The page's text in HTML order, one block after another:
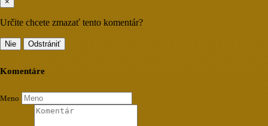
Určite chcete zmazať tento komentár?
Nie Odstrániť
Komentáre
Meno